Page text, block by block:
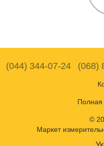
(044) 344-07-24 (068)
Полная
©
Маркет